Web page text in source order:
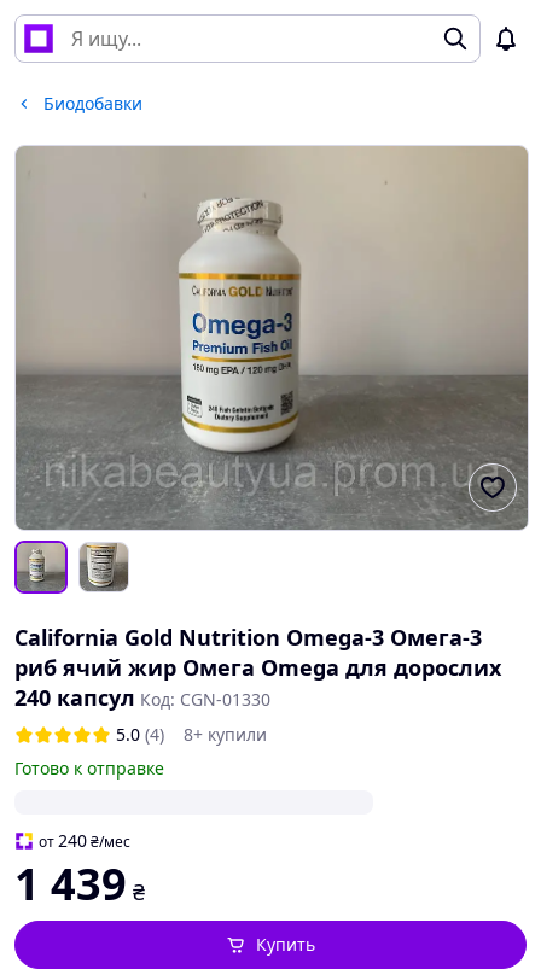
Биодобавки
California Gold Nutrition Omega-3 Омега-3
риб ячий жир Омега Omega для дорослих
240 капсул Код: CGN-01330
5.0 (4)
8+ купили
Готово к отправке
от240₴/мес
1 439 ₴
Купить